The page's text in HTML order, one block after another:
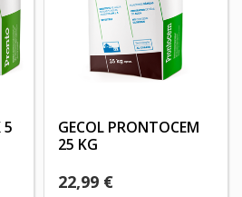
5
GECOL PRONTOCEM
25 KG
22,99 €